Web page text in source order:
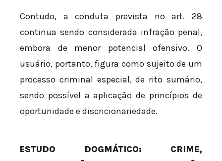
Contudo, a conduta prevista no art. 28
continua sendo considerada infração penal,
embora de menor potencial ofensivo. O
usuário, portanto, figura como sujeito de um
processo criminal especial, de rito sumário,
sendo possível a aplicação de princípios de
oportunidade e discricionariedade.
ESTUDO DOGMÁTICO: CRIME,